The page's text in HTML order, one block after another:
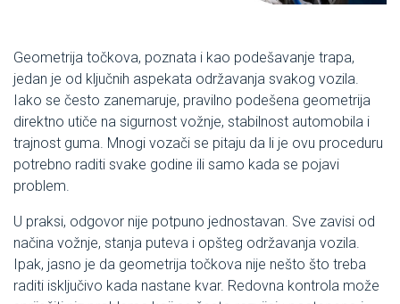
Geometrija točkova, poznata i kao podešavanje trapa,
jedan je od ključnih aspekata održavanja svakog vozila.
Iako se često zanemaruje, pravilno podešena geometrija
direktno utiče na sigurnost vožnje, stabilnost automobila i
trajnost guma. Mnogi vozači se pitaju da li je ovu proceduru
potrebno raditi svake godine ili samo kada se pojavi
problem.
U praksi, odgovor nije potpuno jednostavan. Sve zavisi od
načina vožnje, stanja puteva i opšteg održavanja vozila.
Ipak, jasno je da geometrija točkova nije nešto što treba
raditi isključivo kada nastane kvar. Redovna kontrola može